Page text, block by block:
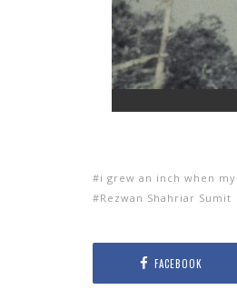
i grew an inch when
Rezwan Shahriar Sumit
FACEBOOK